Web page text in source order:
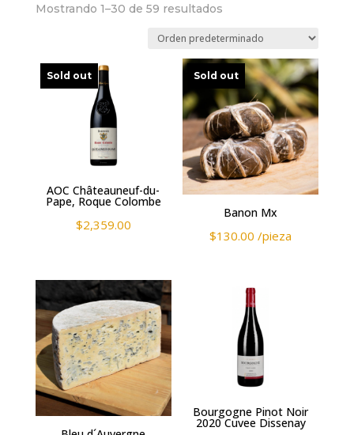
Mostrando 1–30 de 59 resultados
Sold out
AOC Châteauneuf-du-
Pape, Roque Colombe
$2,359.00
Sold out
Banon Mx
$130.00 /pieza
Bourgogne Pinot Noir
2020 Cuvee Dissenay